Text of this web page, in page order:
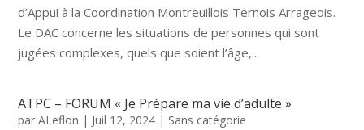
d’Appui à la Coordination Montreuillois Ternois Arrageois.
Le DAC concerne les situations de personnes qui sont
jugées complexes, quels que soient l’âge,...
ATPC – FORUM « Je Prépare ma vie d’adulte »
parALeflon | Juil 12, 2024 | Sans catégorie